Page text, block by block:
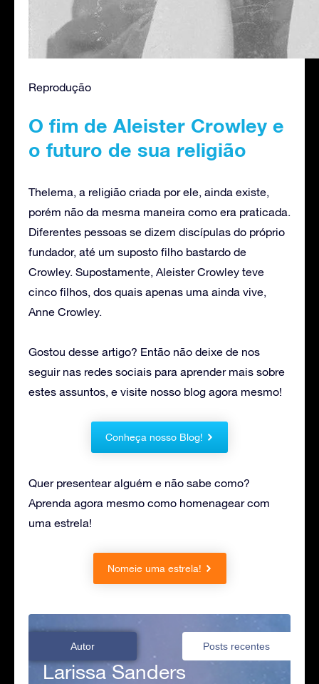
Reprodução
O fim de Aleister Crowley e
o futuro de sua religião
Thelema, a religião criada por ele, ainda existe,
porém não da mesma maneira como era praticada.
Diferentes pessoas se dizem discípulas do próprio
fundador, até um suposto filho bastardo de
Crowley. Supostamente, Aleister Crowley teve
cinco filhos, dos quais apenas uma ainda vive,
Anne Crowley.
Gostou desse artigo? Então não deixe de nos
seguir nas redes sociais para aprender mais sobre
estes assuntos, e visite nosso blog agora mesmo!
Conheça nosso Blog!
Quer presentear alguém e não sabe como?
Aprenda agora mesmo como homenagear com
uma estrela!
Nomeie uma estrela!
Autor Posts recentes
Larissa Sanders